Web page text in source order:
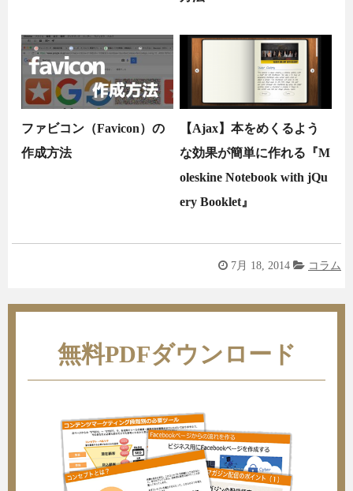
ファビコン（Favicon）の
作成方法
【Ajax】本をめくるよう
な効果が簡単に作れる『M
oleskine Notebook with jQu
ery Booklet』
7月 18, 2014 コラム
無料PDFダウンロード